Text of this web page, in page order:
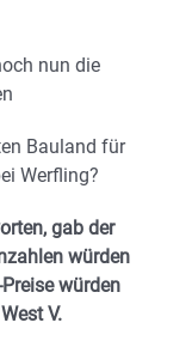
nun die
Bauland für
Werfling?
gab der
würden
würden
V.